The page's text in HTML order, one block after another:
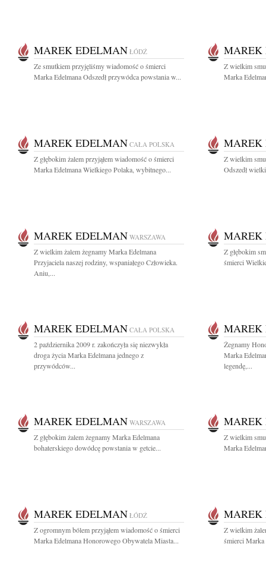
MAREK EDELMAN ŁÓDŹ
Ze smutkiem przyjęliśmy wiadomość o śmierci
Marka Edelmana Odszedł przywódca powstania w...
MAREK
Z wielkim
Marka
MAREK EDELMAN CAŁA POLSKA
Z głębokim żalem przyjąłem wiadomość o śmierci
Marka Edelmana Wielkiego Polaka, wybitnego...
MAREK
Z wielkim
Odszedł
MAREK EDELMAN WARSZAWA
Z wielkim żalem żegnamy Marka Edelmana
Przyjaciela naszej rodziny, wspaniałego Człowieka.
Aniu,...
MAREK
Z głębokim
śmierci
MAREK EDELMAN CAŁA POLSKA
2 października 2009 r. zakończyła się niezwykła
droga życia Marka Edelmana jednego z
przywódców...
MAREK
Żegnamy
Marka
legendę,...
MAREK EDELMAN WARSZAWA
Z głębokim żalem żegnamy Marka Edelmana
bohaterskiego dowódcę powstania w getcie...
MAREK
Z wielkim
Marka
MAREK EDELMAN ŁÓDŹ
Z ogromnym bólem przyjąłem wiadomość o śmierci
Marka Edelmana Honorowego Obywatela Miasta...
MAREK
Z wielkim
śmierci Marka